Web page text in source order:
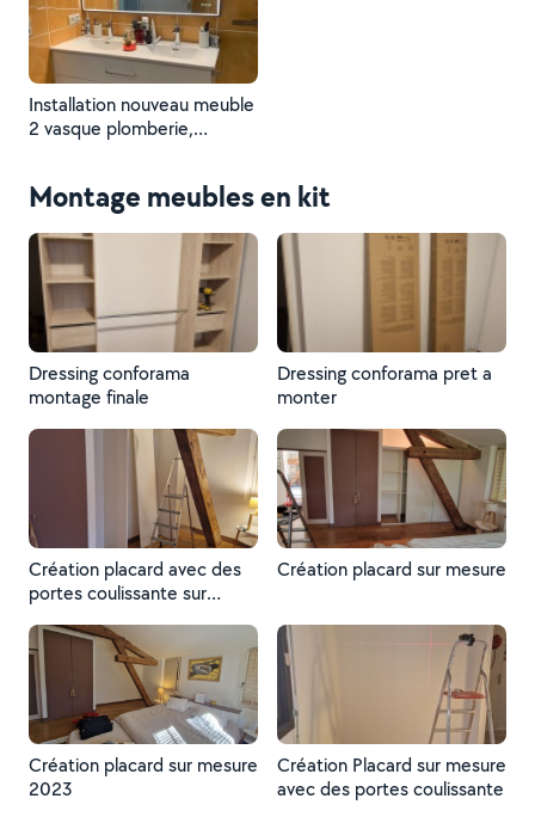
Installation nouveau meuble
2 vasque plomberie,
Montage meubles en kit
Dressing conforama
montage finale
Dressing conforama pret a
monter
Création placard avec des
portes coulissante sur
Création placard sur mesure
Création placard sur mesure
2023
Création Placard sur mesure
avec des portes coulissante